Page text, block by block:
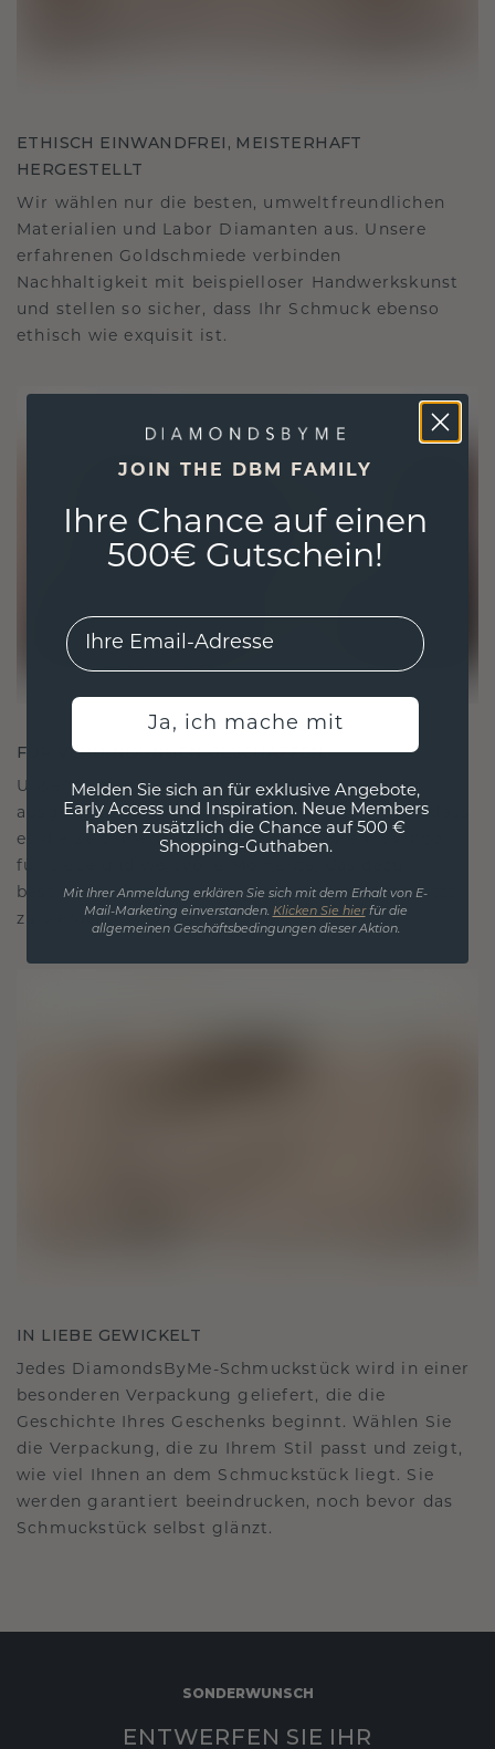
ETHISCH EINWANDFREI, MEISTERHAFT
HERGESTELLT
Wir wählen nur die besten, umweltfreundlichen
Materialien und Labor Diamanten aus. Unsere
erfahrenen Goldschmiede verbinden
Nachhaltigkeit mit beispielloser Handwerkskunst
und stellen so sicher, dass Ihr Schmuck ebenso
ethisch wie exquisit ist.
FÜR VERBINDUNGEN GESCHAFFEN
Unsere Designphilosophie ist auf Verbindung
ausgelegt, wobei jedes Stück so gestaltet ist, dass
es die Zeit überdauert. Es wird zu Ihrem Symbol
für Liebe und wertvolle Momente, das dazu
bestimmt ist, für immer getragen und geschätzt
zu werden.
IN LIEBE GEWICKELT
Jedes DiamondsByMe-Schmuckstück wird in einer
besonderen Verpackung geliefert, die die
Geschichte Ihres Geschenks beginnt. Wählen Sie
die Verpackung, die zu Ihrem Stil passt und zeigt,
wie viel Ihnen an dem Schmuckstück liegt. Sie
werden garantiert beeindrucken, noch bevor das
Schmuckstück selbst glänzt.
SONDERWUNSCH
ENTWERFEN SIE IHR
JOIN THE DBM FAMILY
Ihre Chance auf einen
500€ Gutschein!
EMail
Ja, ich mache mit
Melden Sie sich an für exklusive Angebote,
Early Access und Inspiration. Neue Members
haben zusätzlich die Chance auf 500 €
Shopping-Guthaben.
Mit Ihrer Anmeldung erklären Sie sich mit dem Erhalt von E-
Mail-Marketing einverstanden. Klicken Sie hierfür die
allgemeinen Geschäftsbedingungen dieser Aktion.